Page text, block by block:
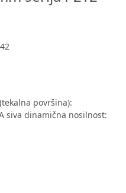
površina):
siva dinamična nosilnost: